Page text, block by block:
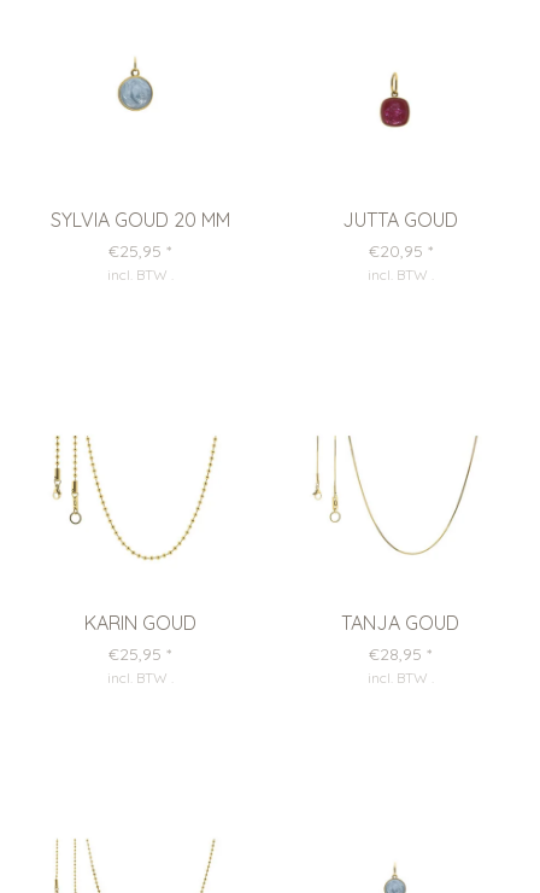
SYLVIA GOUD 20 MM
€25,95 *
incl. BTW
JUTTA GOUD
€20,95 *
incl. BTW
KARIN GOUD
€25,95 *
incl. BTW
TANJA GOUD
€28,95 *
incl. BTW